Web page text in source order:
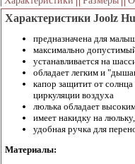
Характеристики Joolz
предназначена для
максимально
устанавливается на
обладает легким и
капор защитит от
циркуляции воздуха
люлька обладает
имеет накидку на
удобная ручка для
Материалы: